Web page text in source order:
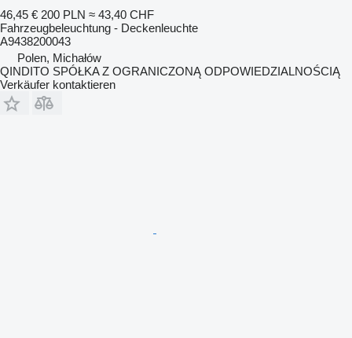
46,45 € 200 PLN ≈ 43,40 CHF
Fahrzeugbeleuchtung - Deckenleuchte
A9438200043
Polen, Michałów
QINDITO SPÓŁKA Z OGRANICZONĄ ODPOWIEDZIALNOŚCIĄ
Verkäufer kontaktieren